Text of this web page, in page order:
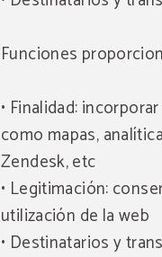
Funciones
• Finalidad:
como mapas,
Zendesk, etc
• Legitimación:
utilización de la web
• Destinatarios y